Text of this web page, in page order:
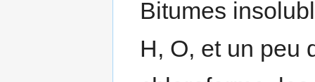
Bitumes
H, O, et un peu